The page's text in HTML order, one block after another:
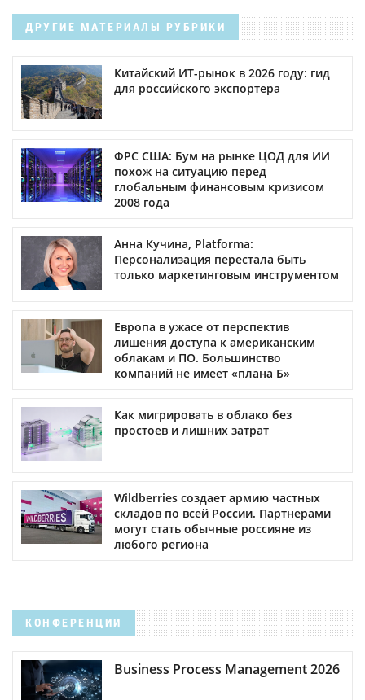
ДРУГИЕ МАТЕРИАЛЫ РУБРИКИ
Китайский ИТ-рынок в 2026 году: гид
для российского экспортера
ФРС США: Бум на рынке ЦОД для ИИ
похож на ситуацию перед
глобальным финансовым кризисом
2008 года
Анна Кучина, Platforma:
Персонализация перестала быть
только маркетинговым инструментом
Европа в ужасе от перспектив
лишения доступа к американским
облакам и ПО. Большинство
компаний не имеет «плана Б»
Как мигрировать в облако без
простоев и лишних затрат
Wildberries создает армию частных
складов по всей России. Партнерами
могут стать обычные россияне из
любого региона
КОНФЕРЕНЦИИ
Business Process Management 2026